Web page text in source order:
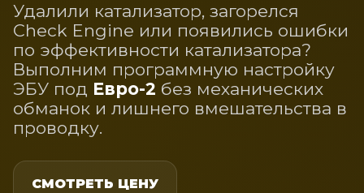
Удалили катализатор, загорелся
Check Engine или появились ошибки
по эффективности катализатора?
Выполним программную настройку
ЭБУ под Евро-2 без механических
обманок и лишнего вмешательства в
проводку.
СМОТРЕТЬ ЦЕНУ